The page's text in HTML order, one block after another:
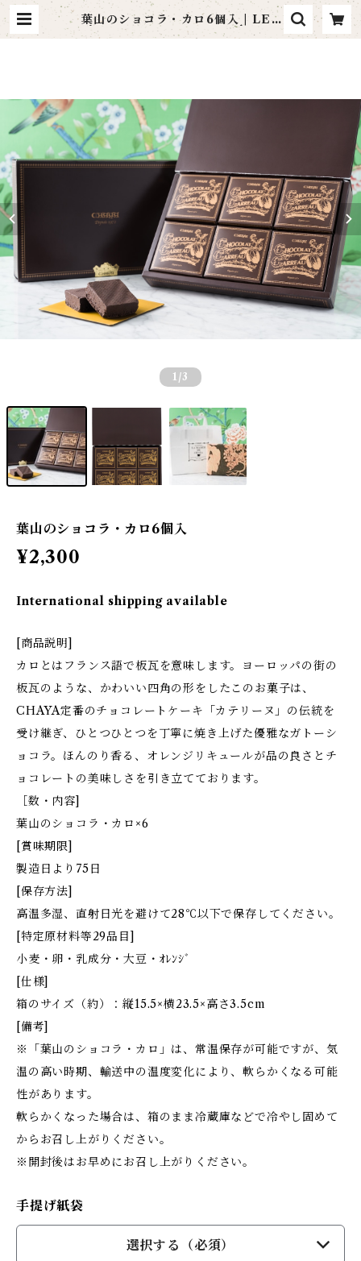
葉山のショコラ・カロ6個入 | LES
PÂTISSERIES LA MARÉE DE
1 /3
葉山のショコラ・カロ6個入
¥2,300
International shipping available
[商品説明]
カロとはフランス語で板瓦を意味します。ヨーロッパの街の
板瓦のような、かわいい四角の形をしたこのお菓子は、
CHAYA定番のチョコレートケーキ「カテリーヌ」の伝統を
受け継ぎ、ひとつひとつを丁寧に焼き上げた優雅なガトーシ
ョコラ。ほんのり香る、オレンジリキュールが品の良さとチ
ョコレートの美味しさを引き立てております。
［数・内容]
葉山のショコラ・カロ×6
[賞味期限]
製造日より75日
[保存方法]
高温多湿、直射日光を避けて28℃以下で保存してください。
[特定原材料等29品目]
小麦・卵・乳成分・大豆・ｵﾚﾝｼﾞ
[仕様]
箱のサイズ（約）：縦15.5×横23.5×高さ3.5cm
[備考]
※「葉山のショコラ・カロ」は、常温保存が可能ですが、気
温の高い時期、輸送中の温度変化により、軟らかくなる可能
性があります。
軟らかくなった場合は、箱のまま冷蔵庫などで冷やし固めて
からお召し上がりください。
※開封後はお早めにお召し上がりください。
手提げ紙袋
選択する（必須）